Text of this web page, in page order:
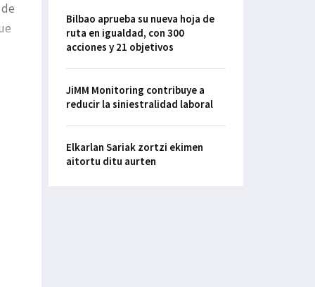
Bilbao aprueba su nueva hoja de
ruta en igualdad, con 300
acciones y 21 objetivos
JiMM Monitoring contribuye a
reducir la siniestralidad laboral
Elkarlan Sariak zortzi ekimen
aitortu ditu aurten